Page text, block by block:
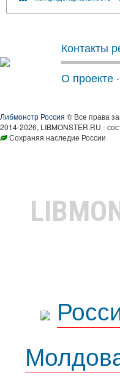
Контакты
О проекте ·
Либмонстр Россия ® Все права
2014-2026, LIBMONSTER.RU -
Сохраняя наследие России